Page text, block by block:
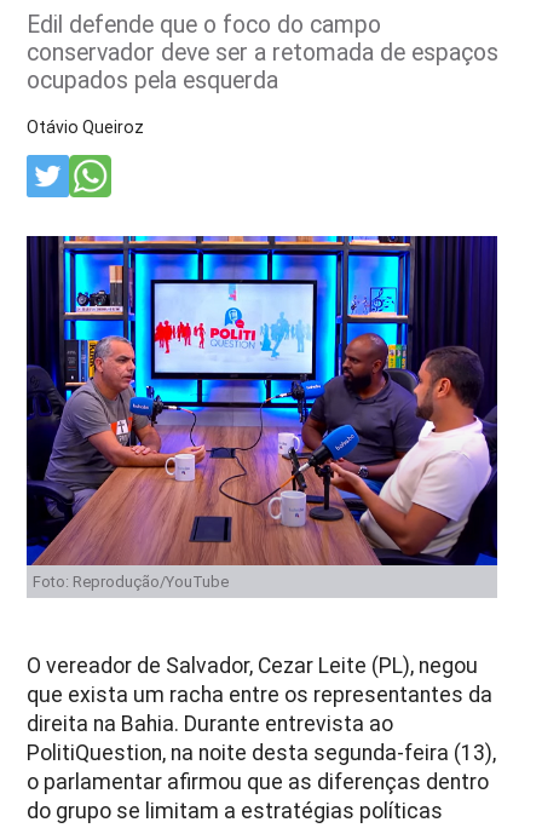
Edil defende que o foco do campo
conservador deve ser a retomada de espaços
ocupados pela esquerda
Otávio Queiroz
Foto: Reprodução/YouTube
O vereador de Salvador, Cezar Leite (PL), negou
que exista um racha entre os representantes da
direita na Bahia. Durante entrevista ao
PolitiQuestion, na noite desta segunda-feira (13),
o parlamentar afirmou que as diferenças dentro
do grupo se limitam a estratégias políticas